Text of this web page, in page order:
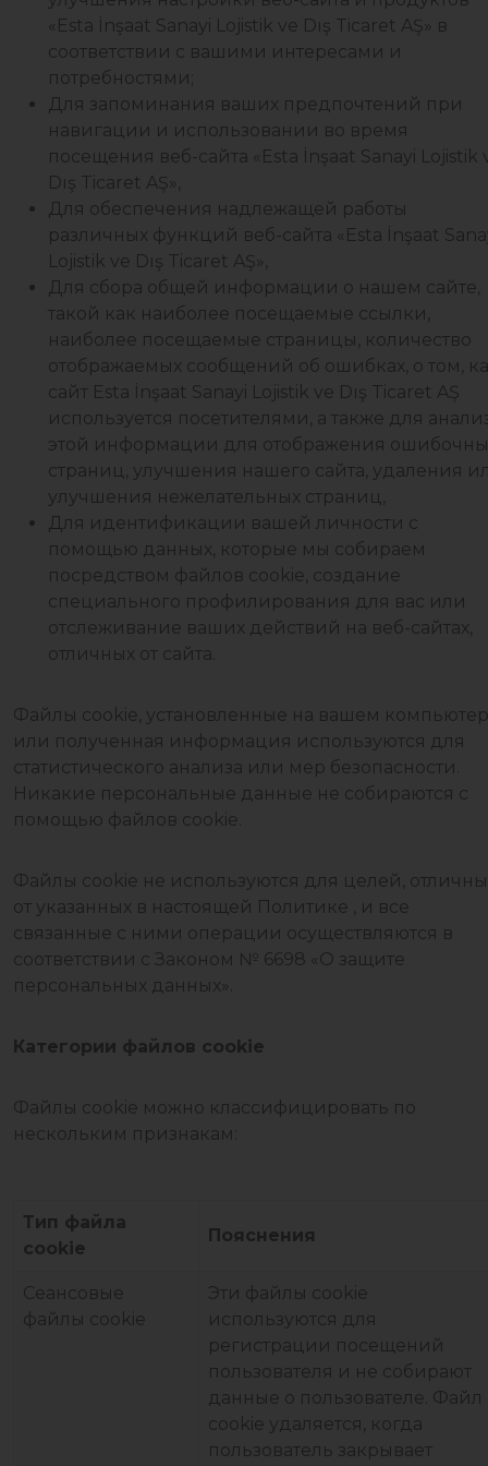
«Esta İnşaat Sanayi Lojistik ve Dış Ticaret AŞ» в
соответствии с вашими интересами и
потребностями;
Для запоминания ваших предпочтений при
навигации и использовании во время
посещения веб-сайта «Esta İnşaat Sanayi Lojistik
Dış Ticaret AŞ»,
Для обеспечения надлежащей работы
различных функций веб-сайта «Esta İnşaat
Lojistik ve Dış Ticaret AŞ»,
Для сбора общей информации о нашем сайте,
такой как наиболее посещаемые ссылки,
наиболее посещаемые страницы, количество
отображаемых сообщений об ошибках, о том,
сайт Esta İnşaat Sanayi Lojistik ve Dış Ticaret AŞ
используется посетителями, а также для
этой информации для отображения
страниц, улучшения нашего сайта, удаления
улучшения нежелательных страниц,
Для идентификации вашей личности с
помощью данных, которые мы собираем
посредством файлов cookie, создание
специального профилирования для вас или
отслеживание ваших действий на веб-сайтах,
отличных от сайта.
Файлы cookie, установленные на вашем
или полученная информация используются для
статистического анализа или мер безопасности.
Никакие персональные данные не собираются с
помощью файлов cookie.
Файлы cookie не используются для целей,
от указанных в настоящей Политике , и все
связанные с ними операции осуществляются в
соответствии с Законом № 6698 «О защите
персональных данных».
Категории файлов cookie
Файлы cookie можно классифицировать по
нескольким признакам:
Тип файла
cookie
Пояснения
Сеансовые
файлы cookie
Эти файлы cookie
используются для
регистрации посещений
пользователя и не собирают
данные о пользователе. Файл
cookie удаляется, когда
пользователь закрывает